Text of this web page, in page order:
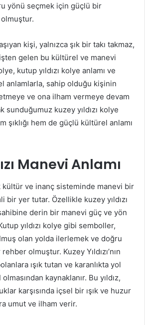
yönü seçmek için güçlü bir
kişi, yalnızca şık bir takı takmaz,
gelen bu kültürel ve manevi
kutup yıldızı kolye anlamı ve
anlamlarla, sahip olduğu kişinin
ve ona ilham vermeye devam
sunduğumuz kuzey yıldızı kolye
şıklığı hem de güçlü kültürel anlamı
Manevi Anlamı
kültür ve inanç sisteminde manevi bir
bir yer tutar. Özellikle kuzey yıldızı
derin bir manevi güç ve yön
yıldızı kolye gibi semboller,
olan yolda ilerlemek ve doğru
olmuştur. Kuzey Yıldızı’nın
ışık tutan ve karanlıkta yol
kaynaklanır. Bu yıldız,
karşısında içsel bir ışık ve huzur
umut ve ilham verir.